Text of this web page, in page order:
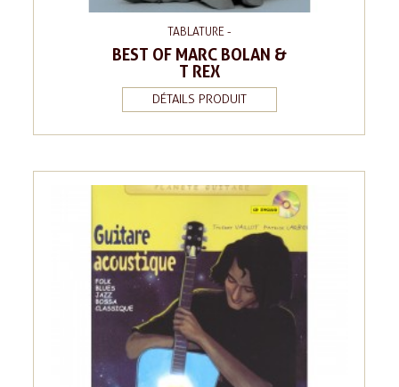
TABLATURE -
BEST OF MARC BOLAN &
T REX
DÉTAILS PRODUIT